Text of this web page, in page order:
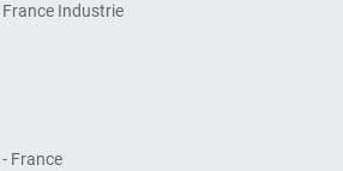
Industrie
France